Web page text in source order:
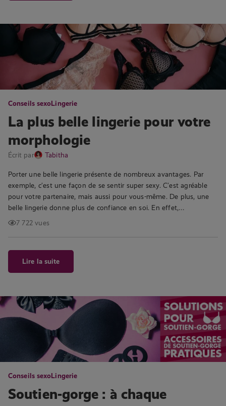
Conseils sexoLingerie
La plus belle lingerie pour votre
morphologie
Écrit par Tabitha
Porter une belle lingerie présente de nombreux avantages. Par
exemple, c’est une façon de se sentir super sexy. C’est agréable
pour votre partenaire, mais aussi pour vous-même. De plus, une
belle lingerie donne plus de confiance en soi. En effet,…
7 722 vues
Lire la suite
Conseils sexoLingerie
Soutien-gorge : à chaque